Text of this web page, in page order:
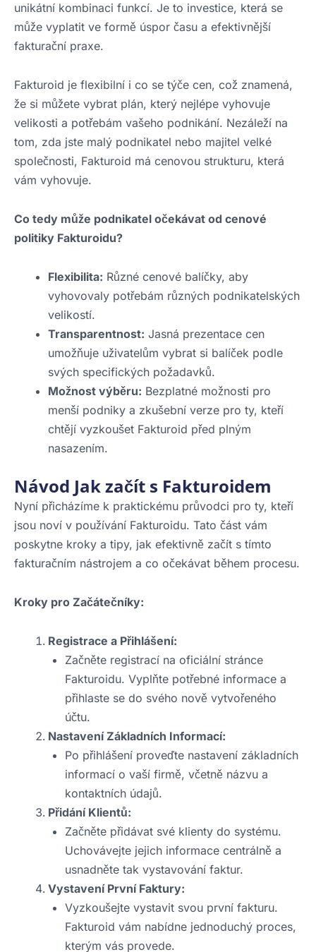
unikátní kombinaci funkcí. Je to investice, která se
může vyplatit ve formě úspor času a efektivnější
fakturační praxe.
Fakturoid je flexibilní i co se týče cen, což znamená,
že si můžete vybrat plán, který nejlépe vyhovuje
velikosti a potřebám vašeho podnikání. Nezáleží na
tom, zda jste malý podnikatel nebo majitel velké
společnosti, Fakturoid má cenovou strukturu, která
vám vyhovuje.
Co tedy může podnikatel očekávat od cenové
politiky Fakturoidu?
Flexibilita: Různé cenové balíčky, aby
vyhovovaly potřebám různých podnikatelských
velikostí.
Transparentnost: Jasná prezentace cen
umožňuje uživatelům vybrat si balíček podle
svých specifických požadavků.
Možnost výběru: Bezplatné možnosti pro
menší podniky a zkušební verze pro ty, kteří
chtějí vyzkoušet Fakturoid před plným
nasazením.
Návod Jak začít s Fakturoidem
Nyní přicházíme k praktickému průvodci pro ty, kteří
jsou noví v používání Fakturoidu. Tato část vám
poskytne kroky a tipy, jak efektivně začít s tímto
fakturačním nástrojem a co očekávat během procesu.
Kroky pro Začátečníky:
Registrace a Přihlášení:
Začněte registrací na oficiální stránce
Fakturoidu. Vyplňte potřebné informace a
přihlaste se do svého nově vytvořeného
účtu.
Nastavení Základních Informací:
Po přihlášení proveďte nastavení základních
informací o vaší firmě, včetně názvu a
kontaktních údajů.
Přidání Klientů:
Začněte přidávat své klienty do systému.
Uchovávejte jejich informace centrálně a
usnadněte tak vystavování faktur.
Vystavení První Faktury:
Vyzkoušejte vystavit svou první fakturu.
Fakturoid vám nabídne jednoduchý proces,
kterým vás provede.